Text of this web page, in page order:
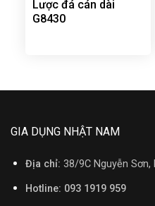
Lược đá cán dài
G8430
GIA DỤNG NHẬT NAM
Địa chỉ: 38/9C Nguyễn Sơn,
Hotline: 093 1919 959